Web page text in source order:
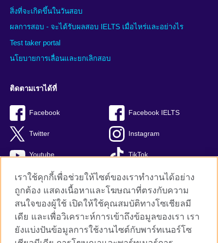
สิ่งที่จะเกิดขึ้นในวันสอบ
ผลการสอบ - จะได้รับผลสอบ IELTS เมื่อไหร่และอย่างไร
Test taker portal
นโยบายการเลื่อนและยกเลิกสอบ
ติดตามเราได้ที่
Facebook Facebook IELTS
Twitter Instagram
Youtube TikTok
British Council global
Privacy and terms
Terms and conditions of sale
เราใช้คุกกี้เพื่อช่วยให้ไซต์ของเราทำงานได้อย่าง
ถูกต้อง แสดงเนื้อหาและโฆษณาที่ตรงกับความ
สนใจของผู้ใช้ เปิดให้ใช้คุณสมบัติทางโซเชียลมี
เดีย และเพื่อวิเคราะห์การเข้าถึงข้อมูลของเรา เรา
ยังแบ่งปันข้อมูลการใช้งานไซต์กับพาร์ทเนอร์โซ